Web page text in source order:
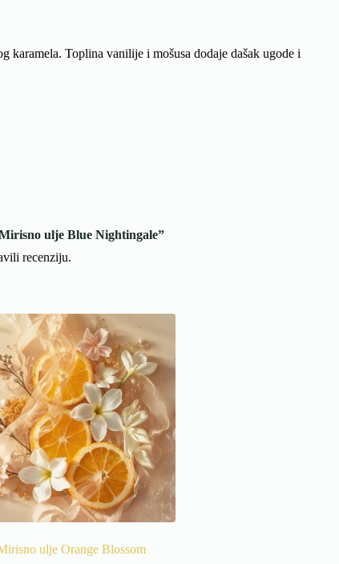
karamela. Toplina vanilije i mošusa dodaje dašak ugode i
ulje Blue Nightingale”
recenziju.
ulje Orange Blossom